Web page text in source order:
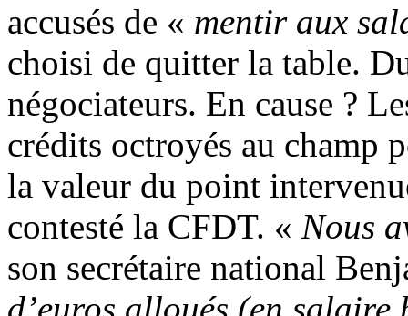
accusés de « mentir aux
choisi de quitter la table.
négociateurs. En cause ?
crédits octroyés au champ
la valeur du point
contesté la CFDT. « Nous
son secrétaire national
d’euros alloués (en